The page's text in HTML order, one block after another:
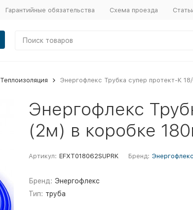
Гарантийные обязательства Схема проезда
Теплоизоляция Энергофлекс Трубка супер протект-К
Энергофлекс
(2м) в коробке
Артикул: EFXT018062SUPRK Бренд: Энергофлекс
Бренд: Энергофлекс
Тип: труба